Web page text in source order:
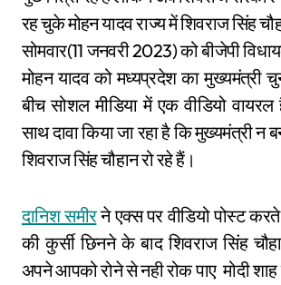
रह चुके मोहन यादव राज्य में शिवराज सिंह
सोमवार(11 जनवरी 2023) को बीजेपी
मोहन यादव को मध्यप्रदेश का मुख्यमंत्री
बीच सोशल मीडिया में एक वीडियो
साथ दावा किया जा रहा है कि मुख्यमंत्री न
शिवराज सिंह चौहान रो रहे हैं।
दानिश समीरने एक्स पर वीडियो पोस्ट
की कुर्सी छिनने के बाद शिवराज सिंह
अपने आपको रोने से नही रोक पाए मोदी